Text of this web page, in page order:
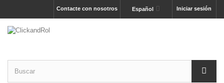
Iniciar sesión
Español
Contacte con nosotros